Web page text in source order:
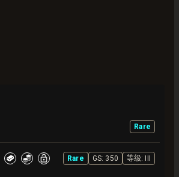
Rare
Rare GS: 350 等级: